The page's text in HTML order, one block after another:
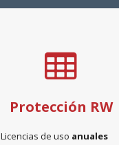
Protección RW
Licencias de uso anuales